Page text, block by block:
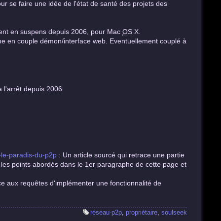
se faire une idée de l'état de santé des projets des
en suspens depuis 2006, pour Mac OS X.
en couple démon/interface web. Eventuellement couplé à
l'arrêt depuis 2006
paradis-du-p2p : Un article sourcé qui retrace une partie
points abordés dans le 1er paragraphe de cette page et
aux requêtes d'implémenter une fonctionnalité de
réseau-p2p propriétaire soulseek